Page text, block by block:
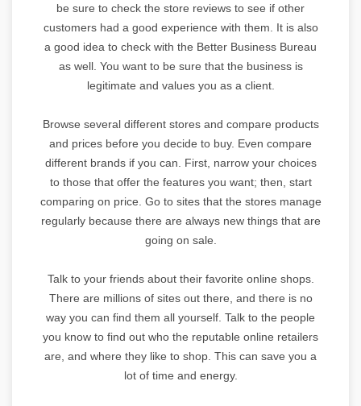
be sure to check the store reviews to see if other
customers had a good experience with them. It is also
a good idea to check with the Better Business Bureau
as well. You want to be sure that the business is
legitimate and values you as a client.
Browse several different stores and compare products
and prices before you decide to buy. Even compare
different brands if you can. First, narrow your choices
to those that offer the features you want; then, start
comparing on price. Go to sites that the stores manage
regularly because there are always new things that are
going on sale.
Talk to your friends about their favorite online shops.
There are millions of sites out there, and there is no
way you can find them all yourself. Talk to the people
you know to find out who the reputable online retailers
are, and where they like to shop. This can save you a
lot of time and energy.